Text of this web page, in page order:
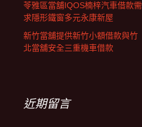
苓雅區當舖IQOS楠梓汽車借款需
求隱形鐵窗多元永康新屋
新竹當舖提供新竹小額借款與竹
北當舖安全三重機車借款
近期留言